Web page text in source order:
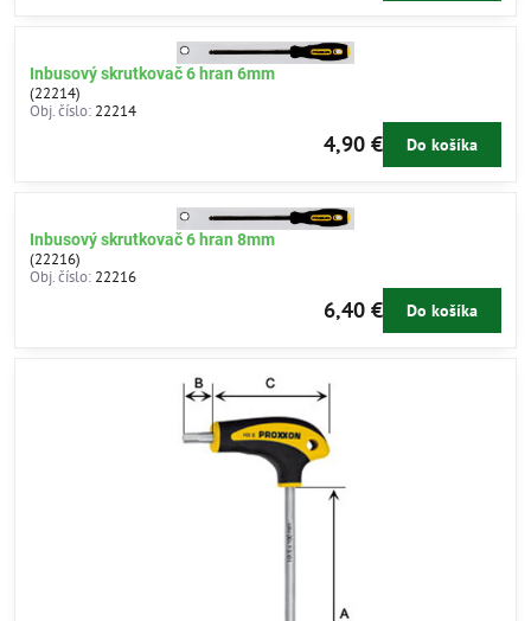
Inbusový skrutkovač 6 hran 6mm
(22214)
Obj. číslo: 22214
4,90 € Do košíka
Inbusový skrutkovač 6 hran 8mm
(22216)
Obj. číslo: 22216
6,40 € Do košíka